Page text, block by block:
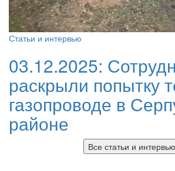
Статьи и интервью
03.12.2025:
раскрыли попытку
газопроводе в
районе
Все статьи и интервью